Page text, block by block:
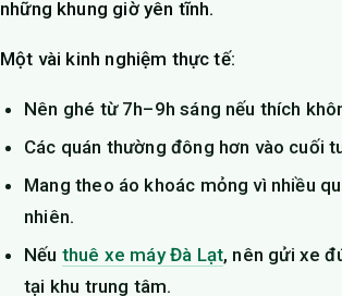
những khung giờ yên tĩnh.
Một vài kinh nghiệm thực tế:
Nên ghé từ 7h–9h sáng nếu thích
Các quán thường đông hơn vào cuối
Mang theo áo khoác mỏng vì nhiều
nhiên.
Nếu thuê xe máy Đà Lạt, nên gửi xe
tại khu trung tâm.